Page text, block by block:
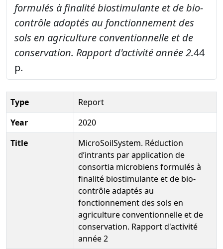
formulés à finalité biostimulante et de bio-
contrôle adaptés au fonctionnement des
sols en agriculture conventionnelle et de
conservation. Rapport d'activité année 2.44
p.
Type
Report
Year
2020
Title
MicroSoilSystem. Réduction
d’intrants par application de
consortia microbiens formulés à
finalité biostimulante et de bio-
contrôle adaptés au
fonctionnement des sols en
agriculture conventionnelle et de
conservation. Rapport d'activité
année 2